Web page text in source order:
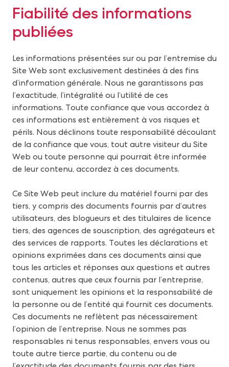
Fiabilité des informations
publiées
Les informations présentées sur ou par l’entremise du
Site Web sont exclusivement destinées à des fins
d’information générale. Nous ne garantissons pas
l’exactitude, l’intégralité ou l’utilité de ces
informations. Toute confiance que vous accordez à
ces informations est entièrement à vos risques et
périls. Nous déclinons toute responsabilité découlant
de la confiance que vous, tout autre visiteur du Site
Web ou toute personne qui pourrait être informée
de leur contenu, accordez à ces documents.
Ce Site Web peut inclure du matériel fourni par des
tiers, y compris des documents fournis par d’autres
utilisateurs, des blogueurs et des titulaires de licence
tiers, des agences de souscription, des agrégateurs et
des services de rapports. Toutes les déclarations et
opinions exprimées dans ces documents ainsi que
tous les articles et réponses aux questions et autres
contenus, autres que ceux fournis par l’entreprise,
sont uniquement les opinions et la responsabilité de
la personne ou de l’entité qui fournit ces documents.
Ces documents ne reflètent pas nécessairement
l’opinion de l’entreprise. Nous ne sommes pas
responsables ni tenus responsables, envers vous ou
toute autre tierce partie, du contenu ou de